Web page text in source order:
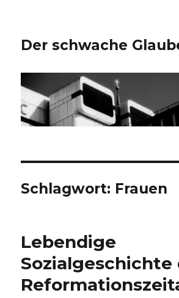
Der schwache
Schlagwort: Frauen
Lebendige
Sozialgeschichte